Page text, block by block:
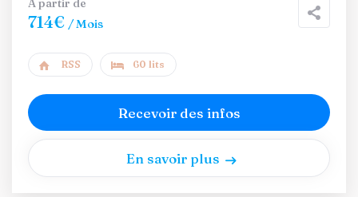
A partir de
714€ / Mois
RSS 60 lits
Recevoir des infos
En savoir plus